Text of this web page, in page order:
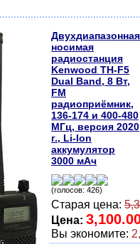
Двухдиапазонная
носимая
радиостанция
Kenwood TH-F5
Dual Band, 8 Вт,
FM
радиоприёмник,
136-174 и 400-480
МГц, версия 2020
г., Li-Ion
аккумулятор
3000 мАч
(голосов: 426)
Старая цена:
Цена:
Вы экономите: